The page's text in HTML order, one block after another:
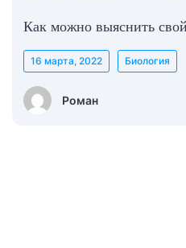
Как можно выяснить
Роман
16 марта, 2022 Биология